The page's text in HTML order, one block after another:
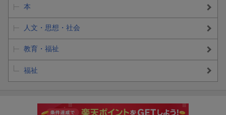
本
人文・思想・社会
教育・福祉
福祉